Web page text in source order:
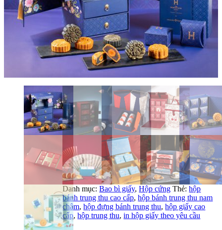
Danh mục:Bao bì giấy,Hộp cứng Thẻ:hộp
bánh trung thu cao cấp,hộp bánh trung thu nam
châm,hộp đựng bánh trung thu,hộp giấy cao
cấp,hộp trung thu,in hộp giấy theo yêu cầu